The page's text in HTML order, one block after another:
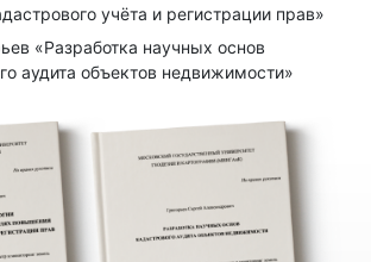
учёта и регистрации прав»
«Разработка научных основ
аудита объектов недвижимости»